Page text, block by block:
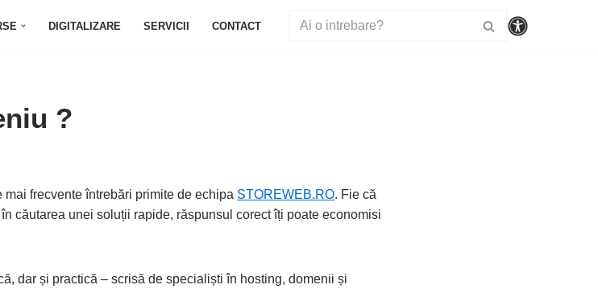
DIGITALIZARE SERVICII CONTACT
?
mai frecvente întrebări primite de echipa STOREWEB.RO. Fie că
căutarea unei soluții rapide, răspunsul corect îți poate economisi
dar și practică – scrisă de specialiști în hosting, domenii și